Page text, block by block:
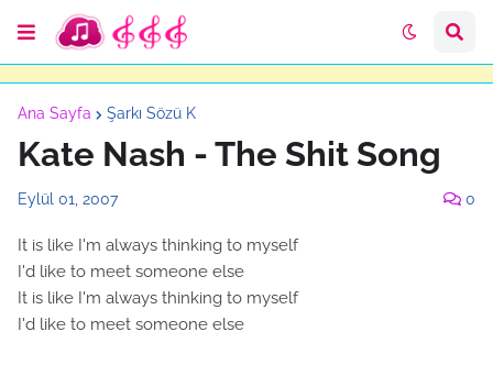
Ana Sayfa Şarkı Sözü K
Kate Nash - The Shit Song
Eylül 01, 2007 0
It is like I'm always thinking to myself
I'd like to meet someone else
It is like I'm always thinking to myself
I'd like to meet someone else